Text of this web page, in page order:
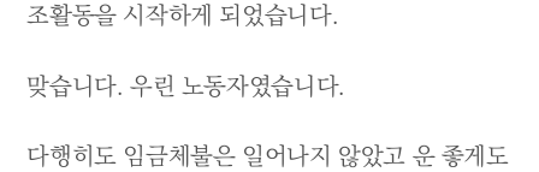
조활동을 시작하게 되었습니다.
맞습니다. 우린 노동자였습니다.
다행히도 임금체불은 일어나지 않았고 운 좋게도